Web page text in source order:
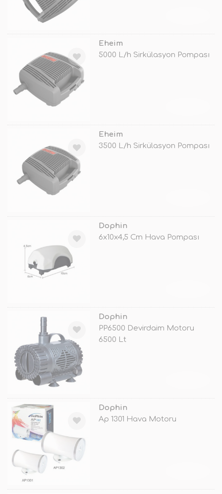
Eheim
5000 L/h Sirkülasyon Pompası
Eheim
3500 L/h Sirkülasyon Pompası
Dophin
6x10x4,5 Cm Hava Pompası
Dophin
PP6500 Devirdaim Motoru
6500 Lt
Dophin
Ap 1301 Hava Motoru